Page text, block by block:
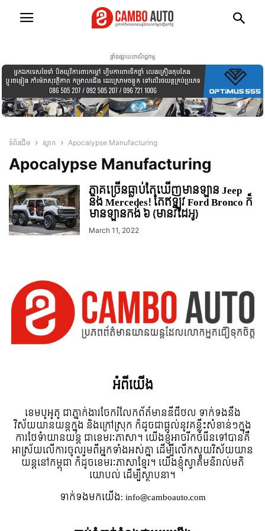
ផ្ទាំងផ្សាយពាណិជ្ជកម្ម
ទំព័រដើម ស្លាក Apocalypse Manufacturing
Apocalypse Manufacturing
ភាគច្រើនធ្លាប់តែឃើញមានឡាន Jeep
និង Mercedes! តែឥឡូវ Ford Bronco ក៏
មានឡានកង់ ៦ (មានវីដេអូ)
March 11, 2022
អំពី​យើង
ខេមបូអូតូ ជាភ្នាក់ងារចែករំលែកព័ត៍មានឌីជីថល ទាក់ទងនឹង
វិស័យយានយន្តក្នុង និងក្រៅស្រុក ក៏ដូចជាផ្តល់នូវគន្លឹះសំខាន់ៗក្នុង
ការថែទំាយានយន្ត ជាខេមរៈភាសា។ យើងខ្ញុំអាចរីកចំរើនទៅបានគឺ
អាស្រ័យលើការចូលរួមពីអ្នកទាំងអស់គ្នា ដើម្បីលើកស្ទួយវិស័យយាន
យន្តនៅកម្ពុជា ក៏ដូចខេមរៈភាសាខ្មែរ។ យើងខ្ញុំស្វាគមន៌រាល់មតិ
យោបល់ ដើម្បីស្ថាបនា។
ទាក់ទង​មក​យើង:info@camboauto.com